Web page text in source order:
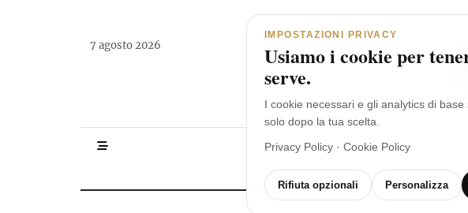
Navigazione principale
7 agosto 2026
IMPOSTAZIONI PRIVACY
Usiamo i cookie per
serve.
I cookie necessari e gli analytics di
solo dopo la tua scelta.
Privacy Policy · Cookie Policy
Rifiuta opzionali Personalizza